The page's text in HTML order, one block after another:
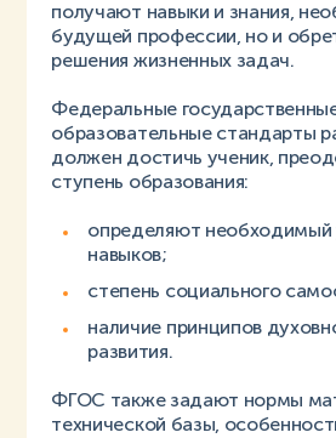
получают навыки и знания,
будущей профессии, но и
решения жизненных задач.
Федеральные
образовательные стандарты
должен достичь ученик,
ступень образования:
определяют необходимый
навыков;
степень социального
наличие принципов
развития.
ФГОС также задают нормы
технической базы,